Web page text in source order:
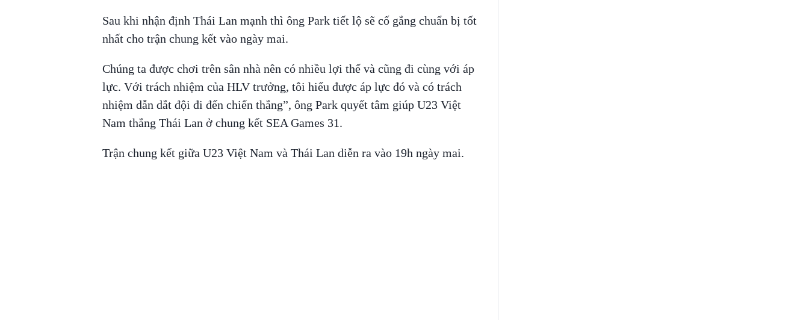
Sau khi nhận định Thái Lan mạnh thì ông Park tiết lộ sẽ cố gắng chuẩn bị tốt
nhất cho trận chung kết vào ngày mai.
Chúng ta được chơi trên sân nhà nên có nhiều lợi thế và cũng đi cùng với áp
lực. Với trách nhiệm của HLV trưởng, tôi hiểu được áp lực đó và có trách
nhiệm dẫn dắt đội đi đến chiến thắng”, ông Park quyết tâm giúp U23 Việt
Nam thắng Thái Lan ở chung kết SEA Games 31.
Trận chung kết giữa U23 Việt Nam và Thái Lan diễn ra vào 19h ngày mai.